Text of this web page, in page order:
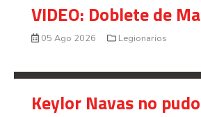
VIDEO: Doblete de
05 Ago 2026 Legionarios
Keylor Navas no